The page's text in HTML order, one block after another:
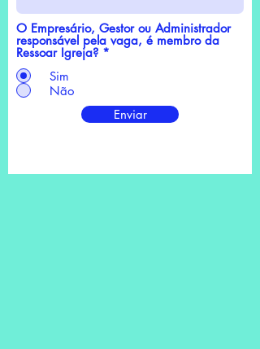
O Empresário, Gestor ou Administrador
responsável pela vaga, é membro da
Ressoar Igreja? *
Sim
Não
Enviar